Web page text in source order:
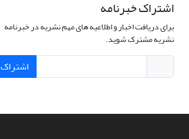
اشتراک خبرنامه
برای دریافت اخبار و اطلاعیه های مهم نشریه در خبرنامه
نشریه مشترک شوید.
اشتراک